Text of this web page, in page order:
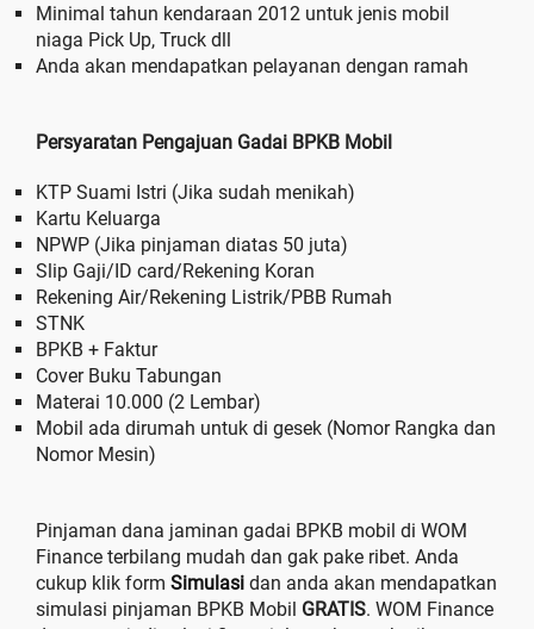
Minimal tahun kendaraan 2012 untuk jenis mobil
niaga Pick Up, Truck dll
Anda akan mendapatkan pelayanan dengan ramah
Persyaratan Pengajuan Gadai BPKB Mobil
KTP Suami Istri (Jika sudah menikah)
Kartu Keluarga
NPWP (Jika pinjaman diatas 50 juta)
Slip Gaji/ID card/Rekening Koran
Rekening Air/Rekening Listrik/PBB Rumah
STNK
BPKB + Faktur
Cover Buku Tabungan
Materai 10.000 (2 Lembar)
Mobil ada dirumah untuk di gesek (Nomor Rangka dan
Nomor Mesin)
Pinjaman dana jaminan gadai BPKB mobil di WOM
Finance terbilang mudah dan gak pake ribet. Anda
cukup klik form Simulasi dan anda akan mendapatkan
simulasi pinjaman BPKB Mobil GRATIS. WOM Finance